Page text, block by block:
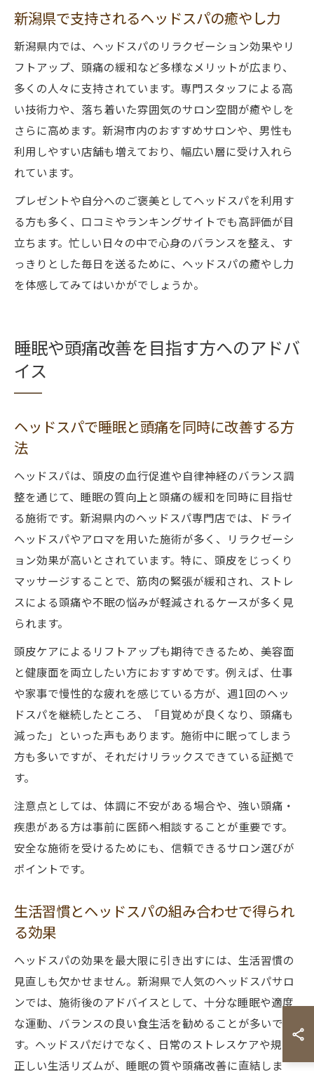
新潟県で支持されるヘッドスパの癒やし力
新潟県内では、ヘッドスパのリラクゼーション効果やリ
フトアップ、頭痛の緩和など多様なメリットが広まり、
多くの人々に支持されています。専門スタッフによる高
い技術力や、落ち着いた雰囲気のサロン空間が癒やしを
さらに高めます。新潟市内のおすすめサロンや、男性も
利用しやすい店舗も増えており、幅広い層に受け入れら
れています。
プレゼントや自分へのご褒美としてヘッドスパを利用す
る方も多く、口コミやランキングサイトでも高評価が目
立ちます。忙しい日々の中で心身のバランスを整え、す
っきりとした毎日を送るために、ヘッドスパの癒やし力
を体感してみてはいかがでしょうか。
睡眠や頭痛改善を目指す方へのアドバ
イス
ヘッドスパで睡眠と頭痛を同時に改善する方
法
ヘッドスパは、頭皮の血行促進や自律神経のバランス調
整を通じて、睡眠の質向上と頭痛の緩和を同時に目指せ
る施術です。新潟県内のヘッドスパ専門店では、ドライ
ヘッドスパやアロマを用いた施術が多く、リラクゼーシ
ョン効果が高いとされています。特に、頭皮をじっくり
マッサージすることで、筋肉の緊張が緩和され、ストレ
スによる頭痛や不眠の悩みが軽減されるケースが多く見
られます。
頭皮ケアによるリフトアップも期待できるため、美容面
と健康面を両立したい方におすすめです。例えば、仕事
や家事で慢性的な疲れを感じている方が、週1回のヘッ
ドスパを継続したところ、「目覚めが良くなり、頭痛も
減った」といった声もあります。施術中に眠ってしまう
方も多いですが、それだけリラックスできている証拠で
す。
注意点としては、体調に不安がある場合や、強い頭痛・
疾患がある方は事前に医師へ相談することが重要です。
安全な施術を受けるためにも、信頼できるサロン選びが
ポイントです。
生活習慣とヘッドスパの組み合わせで得られ
る効果
ヘッドスパの効果を最大限に引き出すには、生活習慣の
見直しも欠かせません。新潟県で人気のヘッドスパサロ
ンでは、施術後のアドバイスとして、十分な睡眠や適度
な運動、バランスの良い食生活を勧めることが多いで
す。ヘッドスパだけでなく、日常のストレスケアや規則
正しい生活リズムが、睡眠の質や頭痛改善に直結しま